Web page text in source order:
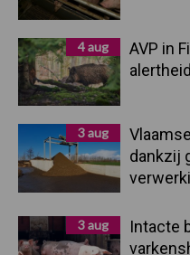
4 aug
AVP in
3 aug
dankzij
3 aug
Intacte